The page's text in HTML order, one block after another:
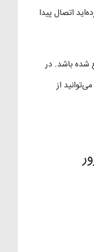
اتصال پیدا
شده باشد. در
از